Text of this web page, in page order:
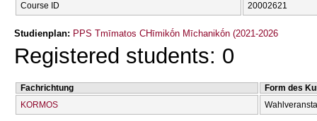
Course ID 20002621
Studienplan: PPS Tmīmatos CΗīmikṓn Mīchanikṓn (2021-2026
Registered students: 0
Fachrichtung
Form des
KORMOS